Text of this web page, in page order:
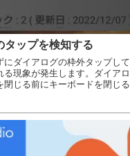
タップを検知する
にダイアログの枠外タップし
る現象が発生します。ダイア
じる前にキーボードを閉じる